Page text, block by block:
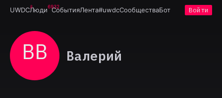
UWDCЛюди6932
СобытияЛента#uwdcСообществаБот Войти
ВВ Валерий